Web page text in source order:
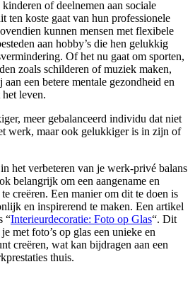
of deelnemen aan sociale
ten koste gaat van hun professionele
kunnen mensen met flexibele
aan hobby’s die hen gelukkig
Of het nu gaat om sporten,
zoals schilderen of muziek maken,
een betere mentale gezondheid en
leven.
meer gebalanceerd individu dat niet
werk, maar ook gelukkiger is in zijn of
het verbeteren van je werk-privé balans
belangrijk om een aangename en
creëren. Een manier om dit te doen is
en inspirerend te maken. Een artikel
“Interieurdecoratie: Foto op Glas“. Dit
met foto’s op glas een unieke en
creëren, wat kan bijdragen aan een
thuis.